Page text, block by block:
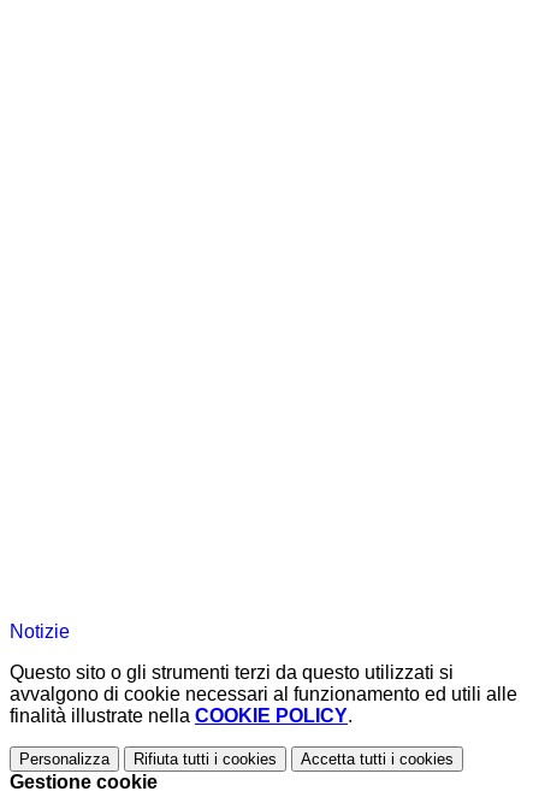
Notizie
Questo sito o gli strumenti terzi da questo utilizzati si
avvalgono di cookie necessari al funzionamento ed utili alle
finalità illustrate nella COOKIE POLICY.
Personalizza Rifiuta tutti i cookies Accetta tutti i cookies
Gestione cookie